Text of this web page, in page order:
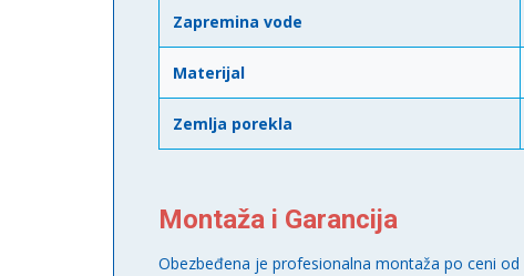
Zapremina vode
Materijal
Zemlja porekla
Montaža i Garancija
Obezbeđena je profesionalna montaža po ceni od